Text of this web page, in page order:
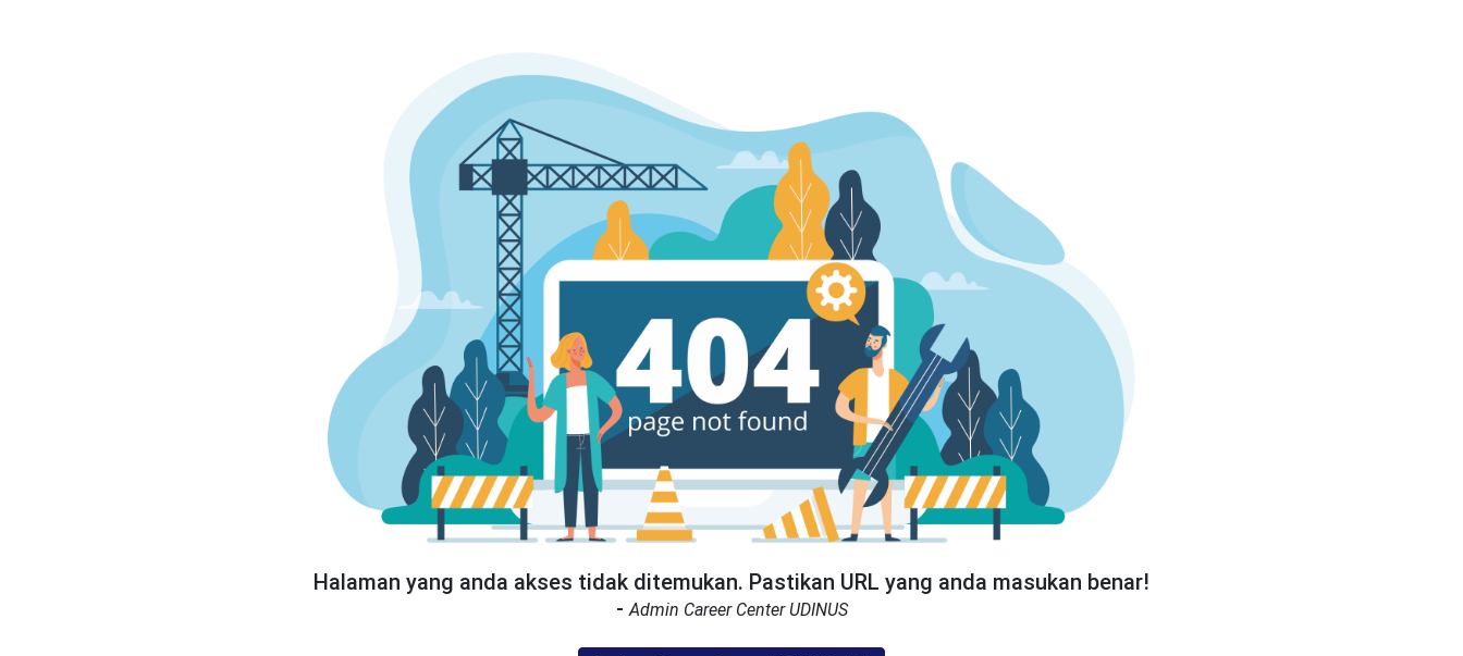
Halaman yang anda akses tidak ditemukan. Pastikan URL yang anda masukan benar!
- Admin Career Center UDINUS